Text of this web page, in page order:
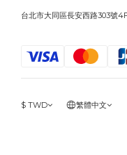
台北市大同區長安西路303號
$ TWD 繁體中文